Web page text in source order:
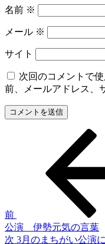
名前 ※
メール ※
サイト
次回のコメントで
前、メールアドレス、
ゲ
ー
前
公演 伊勢元気の言葉
次
次 3月のまちがい公演